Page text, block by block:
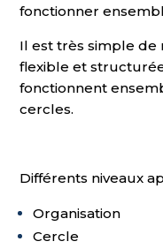
fonctionner
Il est très simple
flexible et
fonctionnent
cercles.
Différents niveaux
Organisation
Cercle